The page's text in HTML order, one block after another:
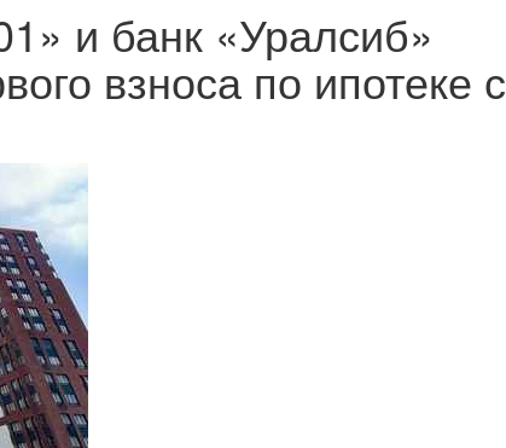
и банк «Уралсиб»
взноса по ипотеке с